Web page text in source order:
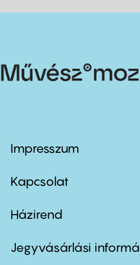
Footer
first
Impresszum
Kapcsolat
Footer
second
Házirend
Jegyvásárlási